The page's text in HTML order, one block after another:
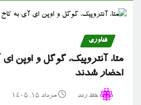
فناوری
متا، آنتروپیک، گوگل و اوپن
احضار شدند
خط رند مرداد ۱۵, ۱۴۰۵